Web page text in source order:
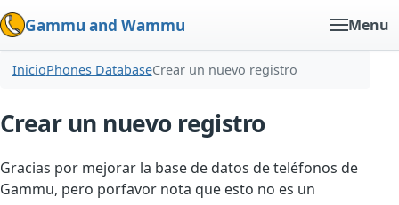
Gammu and Wammu Menu
InicioPhones DatabaseCrear un nuevo registro
Crear un nuevo registro
Gracias por mejorar la base de datos de teléfonos de
Gammu, pero porfavor nota que esto no es un